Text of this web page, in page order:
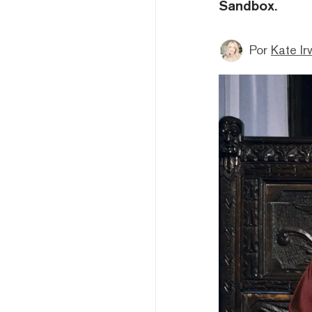
Sandbox.
Por Kate